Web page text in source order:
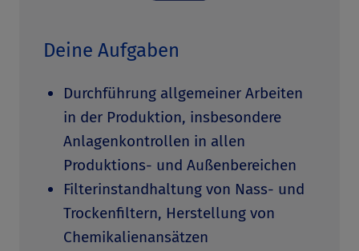
Deine Aufgaben
Durchführung allgemeiner Arbeiten
in der Produktion, insbesondere
Anlagenkontrollen in allen
Produktions- und Außenbereichen
Filterinstandhaltung von Nass- und
Trockenfiltern, Herstellung von
Chemikalienansätzen